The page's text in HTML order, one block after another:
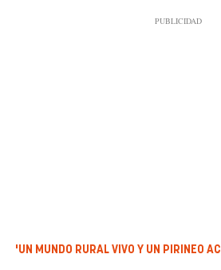
'UN MUNDO RURAL VIVO Y UN PIRINEO